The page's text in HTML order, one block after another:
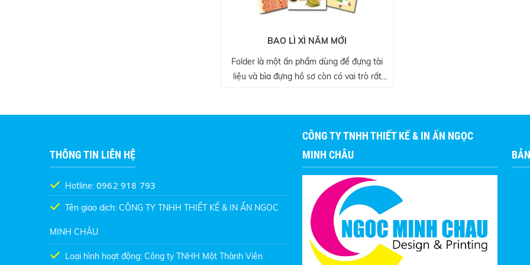
BAO LÌ XÌ NĂM MỚI
Folder là một ấn phẩm dùng để đựng tài
liệu và bìa đựng hồ sơ còn có vai trò rất
khách hàng, đối tác.
THÔNG TIN LIÊN HỆ
Hotline: 0962 918 793
Tên giao dịch: CÔNG TY TNHH THIẾT KẾ & IN ẤN NGỌC
MINH CHÂU
Loại hình hoạt động: Công ty TNHH Một Thành Viên
CÔNG TY TNHH THIẾT KẾ & IN ẤN NGỌC
MINH CHÂU